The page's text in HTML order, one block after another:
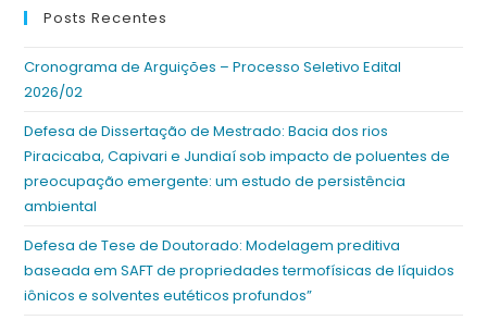
Posts Recentes
Cronograma de Arguições – Processo Seletivo Edital
2026/02
Defesa de Dissertação de Mestrado: Bacia dos rios
Piracicaba, Capivari e Jundiaí sob impacto de poluentes de
preocupação emergente: um estudo de persistência
ambiental
Defesa de Tese de Doutorado: Modelagem preditiva
baseada em SAFT de propriedades termofísicas de líquidos
iônicos e solventes eutéticos profundos”